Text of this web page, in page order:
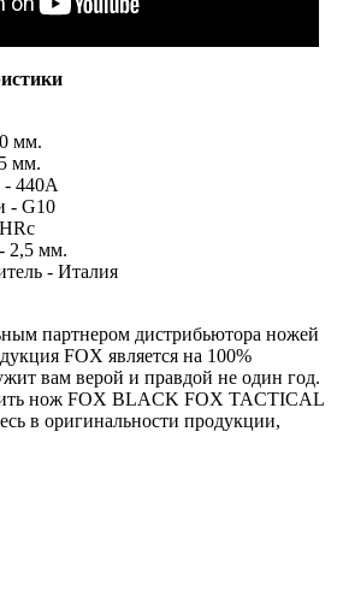
мм.
мм.
440A
- G10
2,5 мм.
- Италия
партнером дистрибьютора ножей
FOX является на 100%
вам верой и правдой не один год.
нож FOX BLACK FOX TACTICAL
в оригинальности продукции,